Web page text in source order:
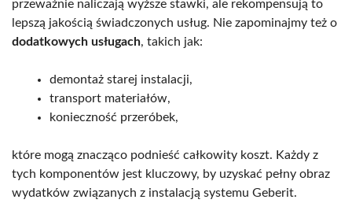
przeważnie naliczają wyższe stawki, ale rekompensują to
lepszą jakością świadczonych usług. Nie zapominajmy też o
dodatkowych usługach, takich jak:
demontaż starej instalacji,
transport materiałów,
konieczność przeróbek,
które mogą znacząco podnieść całkowity koszt. Każdy z
tych komponentów jest kluczowy, by uzyskać pełny obraz
wydatków związanych z instalacją systemu Geberit.